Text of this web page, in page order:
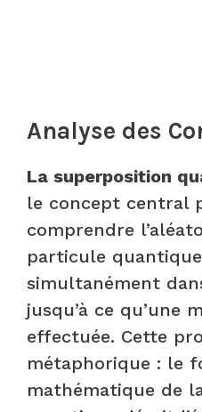
Analyse des
La superposition
le concept central
comprendre
particule
simultanément
jusqu’à ce qu’une
effectuée. Cette
métaphorique : le
mathématique de